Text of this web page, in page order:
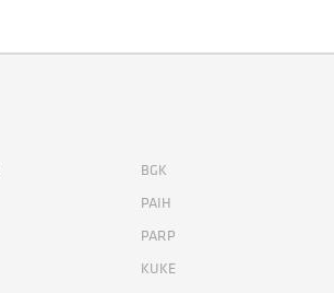
BGK
PAIH
PARP
KUKE